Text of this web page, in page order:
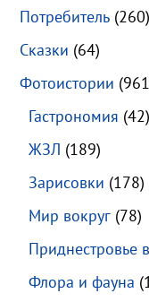
Потребитель (260)
Сказки (64)
Фотоистории
Гастрономия (42)
ЖЗЛ (189)
Зарисовки (178)
Мир вокруг (78)
Приднестровье
Флора и фауна